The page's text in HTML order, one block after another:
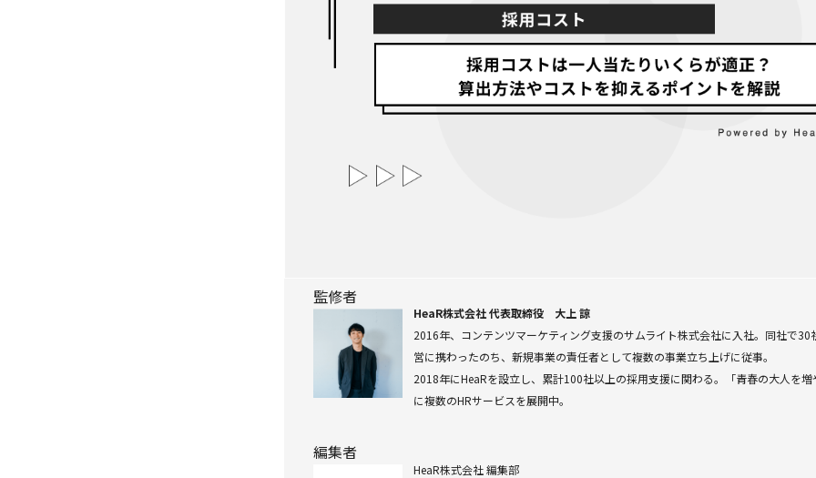
監修者
HeaR株式会社 代表取締役 大上 諒
2016年、コンテンツマーケティング支援のサムライト株式会社に入社。同社で30
営に携わったのち、新規事業の責任者として複数の事業立ち上げに従事。
2018年にHeaRを設立し、累計100社以上の採用支援に関わる。「青春の大人を
に複数のHRサービスを展開中。
編集者
HeaR株式会社 編集部